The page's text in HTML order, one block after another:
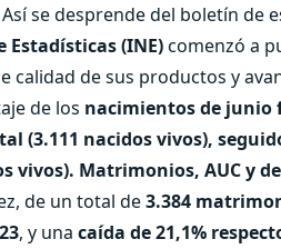
Así se desprende del boletín de
(INE)comenzó a
de sus productos y
de los nacimientos de junio
(3.111 nacidos vivos),
vivos). Matrimonios, AUC y
de un total de3.384
, y una caída de 21,1%